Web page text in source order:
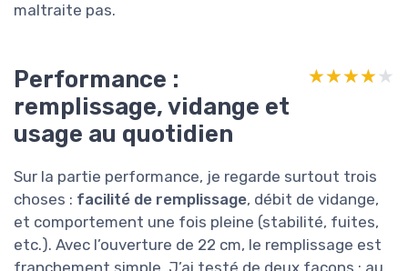
maltraite pas.
Performance :
remplissage, vidange et
usage au quotidien
★★★★★
★★★★★
Sur la partie performance, je regarde surtout trois
choses : facilité de remplissage, débit de vidange,
et comportement une fois pleine (stabilité, fuites,
etc.). Avec l’ouverture de 22 cm, le remplissage est